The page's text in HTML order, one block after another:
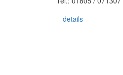
details